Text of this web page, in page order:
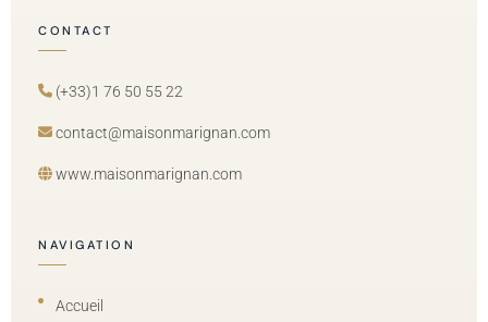
CONTACT
(+33)1 76 50 55 22
contact@maisonmarignan.com
www.maisonmarignan.com
NAVIGATION
Accueil